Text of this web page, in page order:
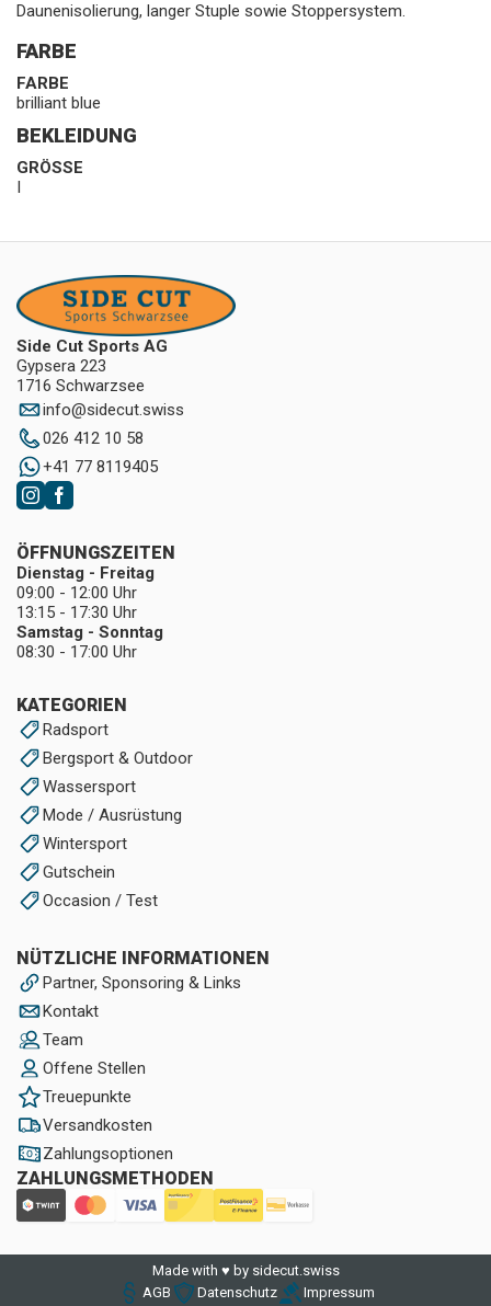
Daunenisolierung, langer Stuple sowie Stoppersystem.
FARBE
FARBE
brilliant blue
BEKLEIDUNG
GRÖSSE
I
Side Cut Sports AG
Gypsera 223
1716 Schwarzsee
info@sidecut.swiss
026 412 10 58
+41 77 8119405
KATEGORIEN
Radsport
Bergsport & Outdoor
Wassersport
Mode / Ausrüstung
Wintersport
Gutschein
Occasion / Test
NÜTZLICHE INFORMATIONEN
Partner, Sponsoring & Links
Kontakt
Team
Offene Stellen
Treuepunkte
Versandkosten
Zahlungsoptionen
ZAHLUNGSMETHODEN
ÖFFNUNGSZEITEN
Dienstag - Freitag
09:00 - 12:00 Uhr
13:15 - 17:30 Uhr
Samstag - Sonntag
08:30 - 17:00 Uhr
Made with ♥ by sidecut.swiss
AGB
Datenschutz Impressum